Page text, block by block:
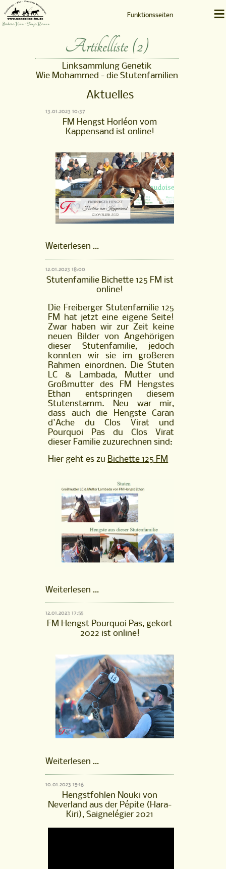
Barbara Heim • Tanja Kernen
Funktionsseiten ≡
Artikelliste (2)
Linksammlung Genetik
Wie Mohammed - die Stutenfamilien
Aktuelles
13.01.2023 10:37
FM Hengst Horléon vom
Kappensand ist online!
Weiterlesen …FM
vom
Kappensand
ist
online!
12.01.2023 18:00
Stutenfamilie Bichette 125 FM ist
online!
Die Freiberger Stutenfamilie 125
FM hat jetzt eine eigene Seite!
Zwar haben wir zur Zeit keine
neuen Bilder von Angehörigen
dieser Stutenfamilie, jedoch
konnten wir sie im größeren
Rahmen einordnen. Die Stuten
LC & Lambada, Mutter und
Großmutter des FM Hengstes
Ethan entspringen diesem
Stutenstamm. Neu war mir,
dass auch die Hengste Caran
d'Ache du Clos Virat und
Pourquoi Pas du Clos Virat
dieser Familie zuzurechnen sind:
Hier geht es zu Bichette 125 FM
Weiterlesen …Stutenfamilie
ist
online!
12.01.2023 17:55
FM Hengst Pourquoi Pas, gekört
2022 ist online!
Weiterlesen …FM
Pas,
gekört
2022
ist
online!
10.01.2023 15:16
Hengstfohlen Nouki von
Neverland aus der Pépite (Hara-
Kiri), Saignelégier 2021